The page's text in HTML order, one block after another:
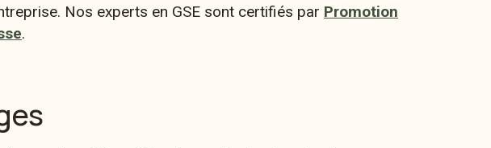
Nos experts en GSE sont certifiés par Promotion
.